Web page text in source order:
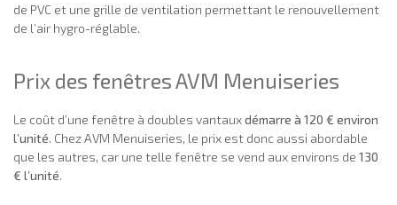
de PVC et une grille de ventilation permettant le renouvellement
de l’air hygro-réglable.
Prix des fenêtres AVM Menuiseries
Le coût d’une fenêtre à doubles vantauxdémarre à 120 € environ
l’unité. Chez AVM Menuiseries, le prix est donc aussi abordable
que les autres, car une telle fenêtre se vend aux environs de 130
€ l’unité.